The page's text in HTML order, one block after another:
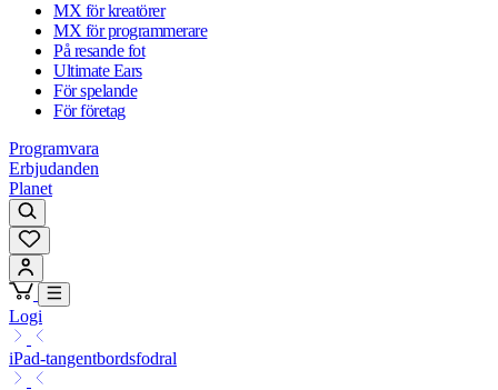
MX för kreatörer
MX för programmerare
På resande fot
Ultimate Ears
För spelande
För företag
Programvara
Erbjudanden
Planet
Logi
iPad-tangentbordsfodral